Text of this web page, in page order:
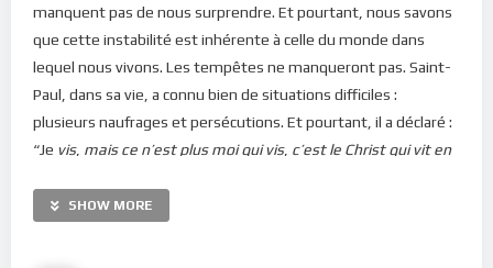
manquent pas de nous surprendre. Et pourtant, nous savons
que cette instabilité est inhérente à celle du monde dans
lequel nous vivons. Les tempêtes ne manqueront pas. Saint-
Paul, dans sa vie, a connu bien de situations difficiles :
plusieurs naufrages et persécutions. Et pourtant, il a déclaré :
“Je vis, mais ce n’est plus moi qui vis, c’est le Christ qui vit en
dans notre quotidien, nous aurons toujours à traverser des
SHOW MORE